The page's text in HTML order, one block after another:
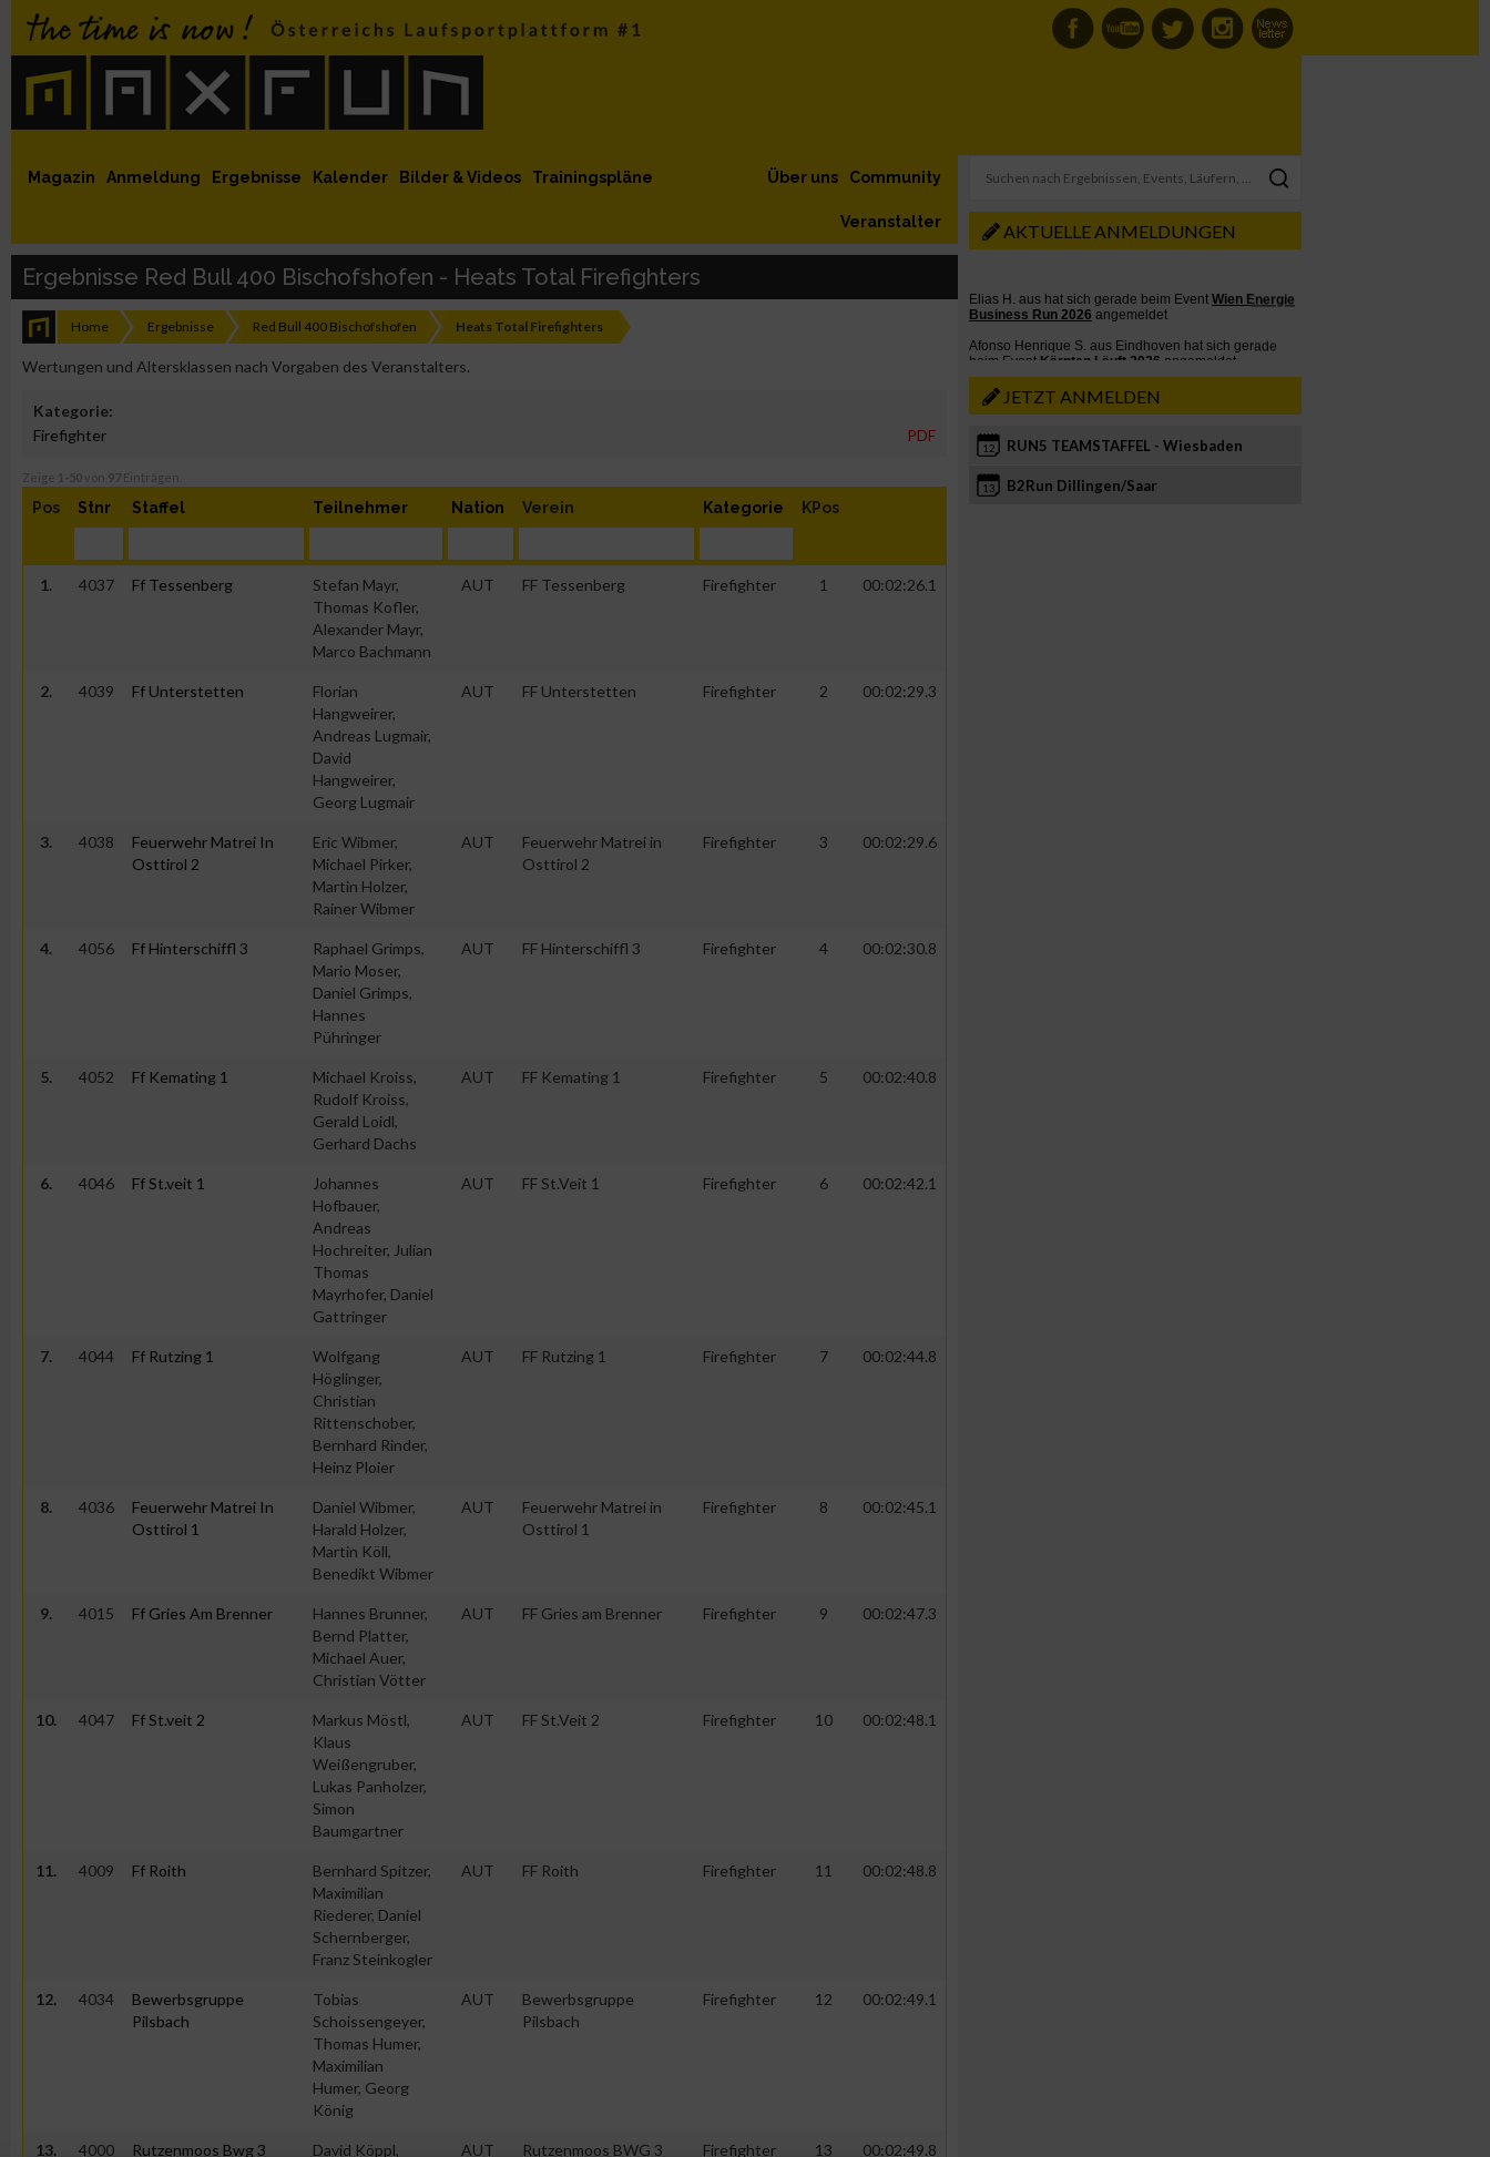
MaxFun Newsletter abonnieren
MaxFun auf Instagram
MaxFun auf Twitter
auf Youtube
auf Facebook
Magazin Anmeldung Ergebnisse Kalender Bilder & Videos Trainingspläne Community
Über uns
Veranstalter
Ergebnisse Red Bull 400 Bischofshofen - Heats Total Firefighters
Home Ergebnisse Red Bull 400 Bischofshofen Heats Total Firefighters
Wertungen und Altersklassen nach Vorgaben des Veranstalters.
Kategorie:
Firefighter
PDF
Zeige 1-50 von 97Einträgen.
Pos Stnr Staffel Teilnehmer Nation Verein Kategorie KPos
1. 4037 Ff Tessenberg
Stefan Mayr,
Thomas Kofler,
Alexander Mayr,
Marco Bachmann
AUT FF Tessenberg Firefighter 1 00:02:26.1
2. 4039 Ff Unterstetten
Florian
Hangweirer,
Andreas Lugmair,
David
Hangweirer,
Georg Lugmair
AUT FF Unterstetten Firefighter 2 00:02:29.3
3. 4038
Feuerwehr Matrei In
Osttirol 2
Eric Wibmer,
Michael Pirker,
Martin Holzer,
Rainer Wibmer
AUT
Feuerwehr Matrei in
Osttirol 2
Firefighter 3 00:02:29.6
4. 4056 Ff Hinterschiffl 3
Raphael Grimps,
Mario Moser,
Daniel Grimps,
Hannes
Pühringer
AUT FF Hinterschiffl 3 Firefighter 4 00:02:30.8
5. 4052 Ff Kemating 1
Michael Kroiss,
Rudolf Kroiss,
Gerald Loidl,
Gerhard Dachs
AUT FF Kemating 1 Firefighter 5 00:02:40.8
6. 4046 Ff St.veit 1
Johannes
Hofbauer,
Andreas
Hochreiter, Julian
Thomas
Mayrhofer, Daniel
Gattringer
AUT FF St.Veit 1 Firefighter 6 00:02:42.1
7. 4044 Ff Rutzing 1
Wolfgang
Höglinger,
Christian
Rittenschober,
Bernhard Rinder,
Heinz Ploier
AUT FF Rutzing 1 Firefighter 7 00:02:44.8
8. 4036
Feuerwehr Matrei In
Osttirol 1
Daniel Wibmer,
Harald Holzer,
Martin Köll,
Benedikt Wibmer
AUT
Feuerwehr Matrei in
Osttirol 1
Firefighter 8 00:02:45.1
9. 4015 Ff Gries Am Brenner
Hannes Brunner,
Bernd Platter,
Michael Auer,
Christian Vötter
AUT FF Gries am Brenner Firefighter 9 00:02:47.3
10. 4047 Ff St.veit 2
Markus Möstl,
Klaus
Weißengruber,
Lukas Panholzer,
Simon
Baumgartner
AUT FF St.Veit 2 Firefighter 10 00:02:48.1
11. 4009 Ff Roith
Bernhard Spitzer,
Maximilian
Riederer, Daniel
Schernberger,
Franz Steinkogler
AUT FF Roith Firefighter 11 00:02:48.8
12. 4034
Bewerbsgruppe
Pilsbach
Tobias
Schoissengeyer,
Thomas Humer,
Maximilian
Humer, Georg
König
AUT
Bewerbsgruppe
Pilsbach
Firefighter 12 00:02:49.1
13. 4000 Rutzenmoos Bwg 3
David Köppl,
AUT Rutzenmoos BWG 3 Firefighter 13 00:02:49.8
AKTUELLE ANMELDUNGEN
JETZT ANMELDEN
12 RUN5 TEAMSTAFFEL - Wiesbaden
13 B2Run Dillingen/Saar